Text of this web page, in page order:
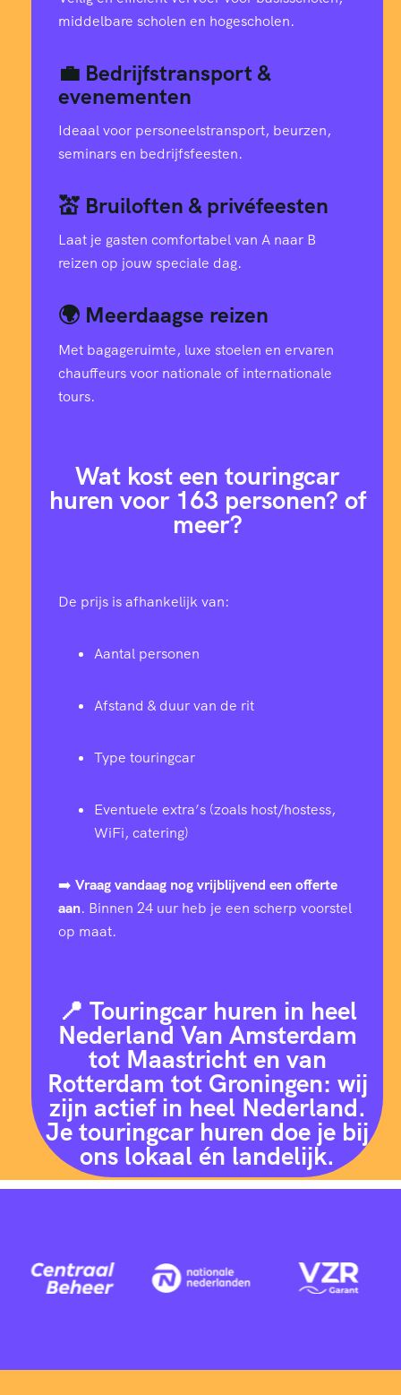
middelbare scholen en hogescholen.
💼 Bedrijfstransport &
evenementen
Ideaal voor personeelstransport, beurzen,
seminars en bedrijfsfeesten.
💒 Bruiloften & privéfeesten
Laat je gasten comfortabel van A naar B
reizen op jouw speciale dag.
🌍 Meerdaagse reizen
Met bagageruimte, luxe stoelen en ervaren
chauffeurs voor nationale of internationale
tours.
Wat kost een touringcar
huren voor 163 personen? of
meer?
De prijs is afhankelijk van:
Aantal personen
Afstand & duur van de rit
Type touringcar
Eventuele extra’s (zoals host/hostess,
WiFi, catering)
➡️ Vraag vandaag nog vrijblijvend een offerte
aan. Binnen 24 uur heb je een scherp voorstel
op maat.
📍 Touringcar huren in heel
Nederland Van Amsterdam
tot Maastricht en van
Rotterdam tot Groningen: wij
zijn actief in heel Nederland.
Je touringcar huren doe je bij
ons lokaal én landelijk.